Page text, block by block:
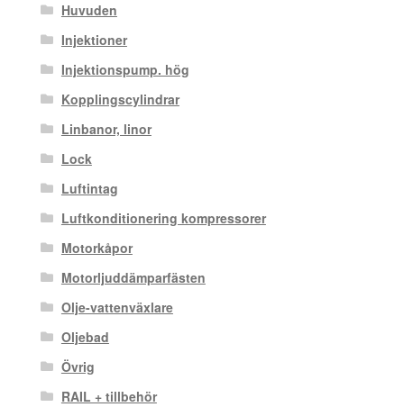
Huvuden
Injektioner
Injektionspump. hög
Kopplingscylindrar
Linbanor, linor
Lock
Luftintag
Luftkonditionering kompressorer
Motorkåpor
Motorljuddämparfästen
Olje-vattenväxlare
Oljebad
Övrig
RAIL + tillbehör